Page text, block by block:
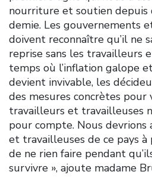
nourriture et soutien depuis
demie. Les gouvernements
doivent reconnaître qu’il ne
reprise sans les travailleurs
temps où l’inflation galope
devient invivable, les
des mesures concrètes pour
travailleurs et travailleuses
pour compte. Nous
et travailleuses de ce pays
de ne rien faire pendant
survivre », ajoute madame